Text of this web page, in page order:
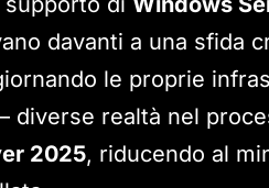
davanti a una sfida
le proprie
diverse realtà nel
2025, riducendo al